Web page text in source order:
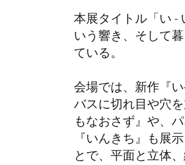
本展タイトル「い -
いう響き、そして
ている。
会場では、新作 『い
バスに切れ目や穴
もなおさず』や、
『いんきち』も展
とで、平面と立体